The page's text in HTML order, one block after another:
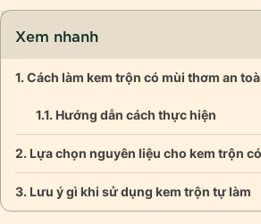
Xem nhanh
Cách làm kem trộn có mùi thơm an
Hướng dẫn cách thực hiện
Lựa chọn nguyên liệu cho kem trộn
Lưu ý gì khi sử dụng kem trộn tự làm